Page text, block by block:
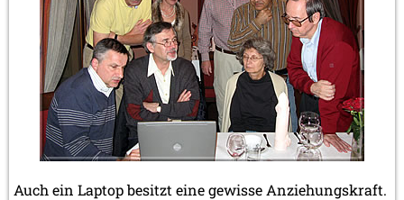
Auch ein Laptop besitzt eine gewisse Anziehungskraft.